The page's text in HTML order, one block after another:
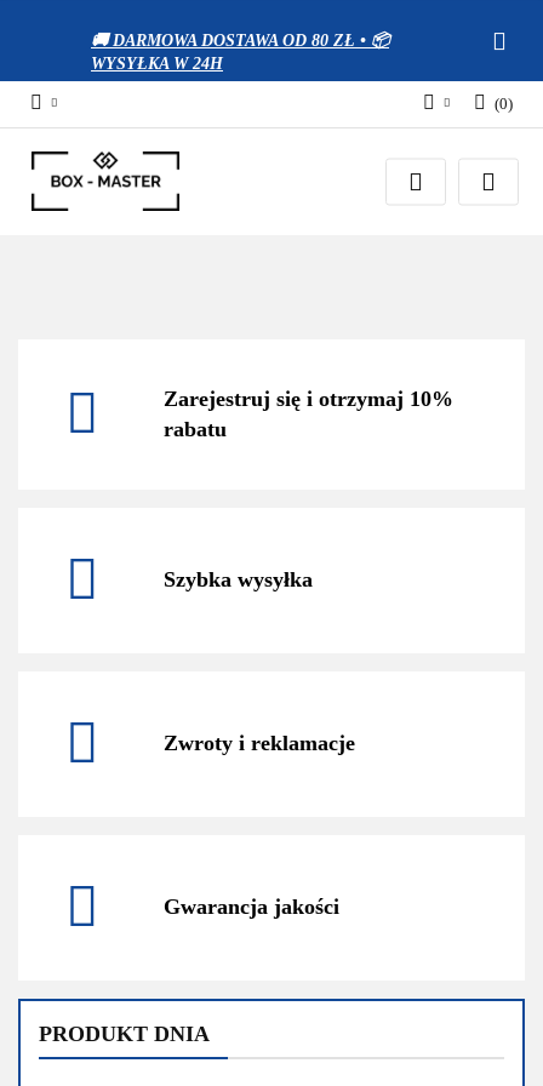
🚚 DARMOWA DOSTAWA OD 80 ZŁ • 📦
WYSYŁKA W 24H
Zaloguj się
Zarejestruj się
(0)
Zarejestruj się i otrzymaj 10%
rabatu
Szybka wysyłka
Zwroty i reklamacje
Gwarancja jakości
PRODUKT DNIA